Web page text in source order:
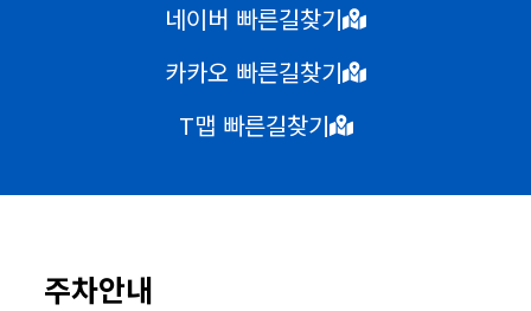
네이버 빠른길찾기
카카오 빠른길찾기
T맵 빠른길찾기
주차안내